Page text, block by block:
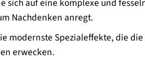
sich auf eine komplexe und
Nachdenken anregt.
modernste Spezialeffekte, die
erwecken.